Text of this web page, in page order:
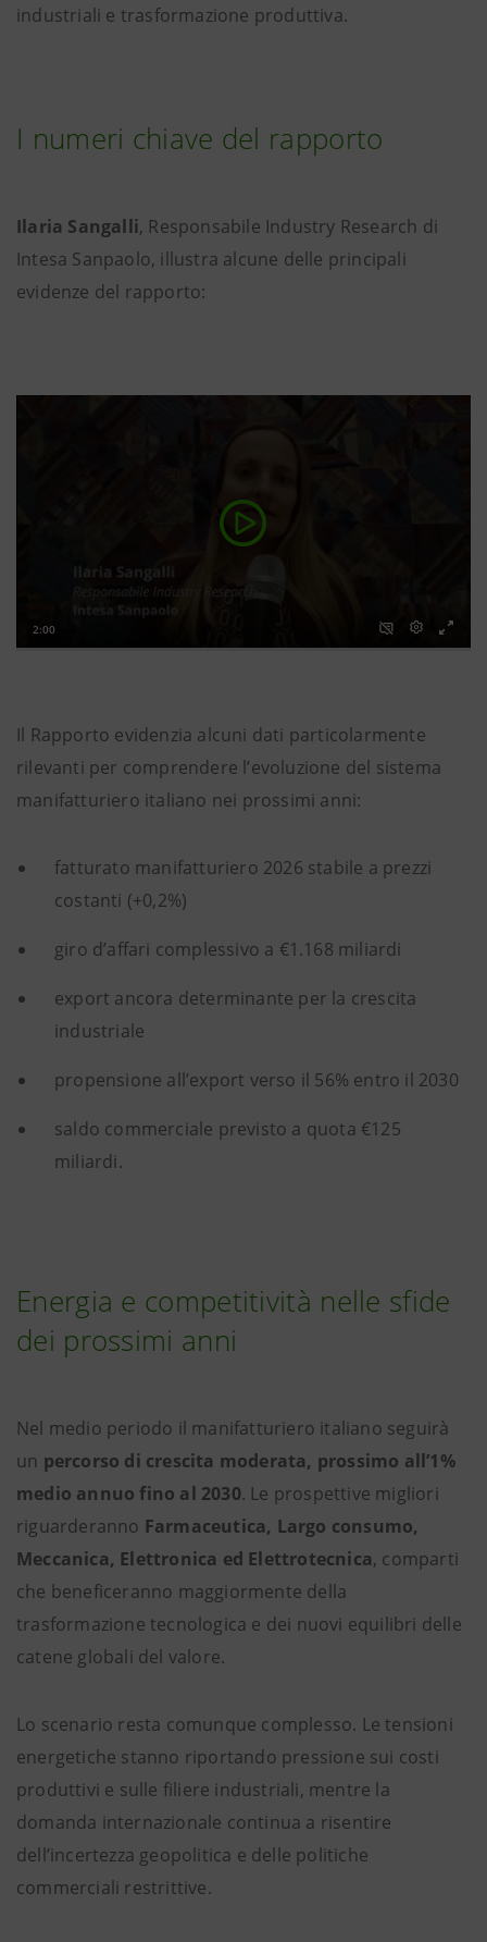
industriali e trasformazione produttiva.
I numeri chiave del rapporto
Ilaria Sangalli, Responsabile Industry Research di
Intesa Sanpaolo, illustra alcune delle principali
evidenze del rapporto:
Il Rapporto evidenzia alcuni dati particolarmente
rilevanti per comprendere l’evoluzione del sistema
manifatturiero italiano nei prossimi anni:
fatturato manifatturiero 2026 stabile a prezzi
costanti (+0,2%)
giro d’affari complessivo a €1.168 miliardi
export ancora determinante per la crescita
industriale
propensione all’export verso il 56% entro il 2030
saldo commerciale previsto a quota €125
miliardi.
Energia e competitività nelle sfide
dei prossimi anni
Nel medio periodo il manifatturiero italiano seguirà
un percorso di crescita moderata, prossimo all’1%
medio annuo fino al 2030. Le prospettive migliori
riguarderanno Farmaceutica, Largo consumo,
Meccanica, Elettronica ed Elettrotecnica, comparti
che beneficeranno maggiormente della
trasformazione tecnologica e dei nuovi equilibri delle
catene globali del valore.
Lo scenario resta comunque complesso. Le tensioni
energetiche stanno riportando pressione sui costi
produttivi e sulle filiere industriali, mentre la
domanda internazionale continua a risentire
dell’incertezza geopolitica e delle politiche
commerciali restrittive.